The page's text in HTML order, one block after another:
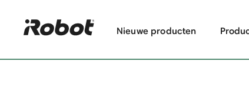
Nieuwe producten